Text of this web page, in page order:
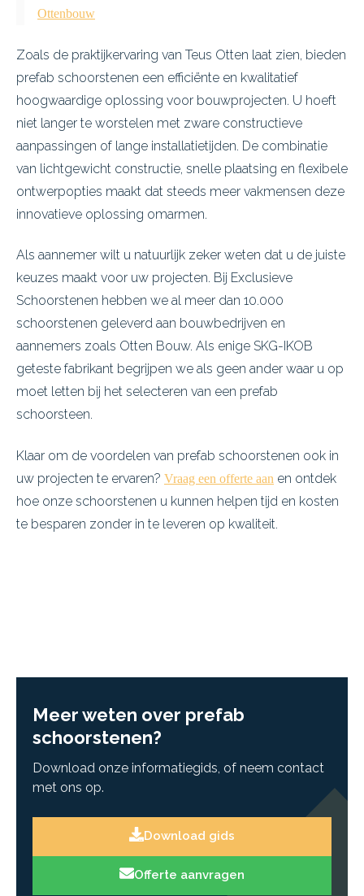
Ottenbouw
Zoals de praktijkervaring van Teus Otten laat zien, bieden
prefab schoorstenen een efficiënte en kwalitatief
hoogwaardige oplossing voor bouwprojecten. U hoeft
niet langer te worstelen met zware constructieve
aanpassingen of lange installatietijden. De combinatie
van lichtgewicht constructie, snelle plaatsing en flexibele
ontwerpopties maakt dat steeds meer vakmensen deze
innovatieve oplossing omarmen.
Als aannemer wilt u natuurlijk zeker weten dat u de juiste
keuzes maakt voor uw projecten. Bij Exclusieve
Schoorstenen hebben we al meer dan 10.000
schoorstenen geleverd aan bouwbedrijven en
aannemers zoals Otten Bouw. Als enige SKG-IKOB
geteste fabrikant begrijpen we als geen ander waar u op
moet letten bij het selecteren van een prefab
schoorsteen.
Klaar om de voordelen van prefab schoorstenen ook in
uw projecten te ervaren? Vraag een offerte aan en ontdek
hoe onze schoorstenen u kunnen helpen tijd en kosten
te besparen zonder in te leveren op kwaliteit.
Meer weten over prefab
schoorstenen?
Download onze informatiegids, of neem contact
met ons op.
Download gids
Offerte aanvragen